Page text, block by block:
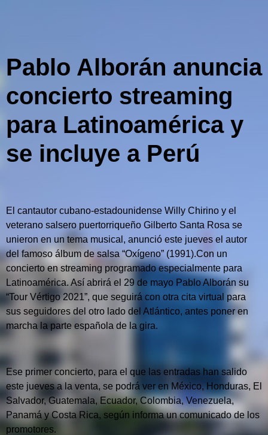
Pablo Alborán anuncia
concierto streaming
para Latinoamérica y
se incluye a Perú
El cantautor cubano-estadounidense Willy Chirino y el
veterano salsero puertorriqueño Gilberto Santa Rosa se
unieron en un tema musical, anunció este jueves el autor
del famoso álbum de salsa “Oxígeno” (1991).Con un
concierto en streaming programado especialmente para
Latinoamérica. Así abrirá el 29 de mayo Pablo Alborán su
“Tour Vértigo 2021”, que seguirá con otra cita virtual para
sus seguidores del otro lado del Atlántico, antes poner en
marcha la parte española de la gira.
Ese primer concierto, para el que las entradas han salido
este jueves a la venta, se podrá ver en México, Honduras, El
Salvador, Guatemala, Ecuador, Colombia, Venezuela,
Panamá y Costa Rica, según informa un comunicado de los
promotores.